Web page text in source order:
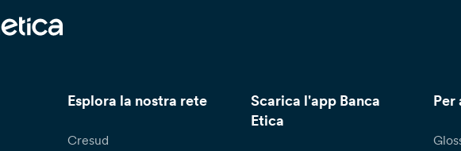
Esplora la nostra rete
Cresud
Scarica l'app Banca
Etica
Per